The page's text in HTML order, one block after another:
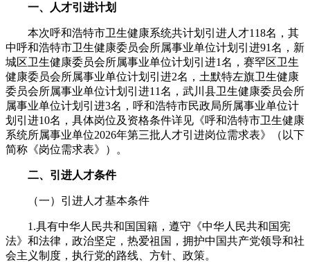
一、人才引进计划
本次呼和浩特市卫生健康系统共计划引进人才118名，其
中呼和浩特市卫生健康委员会所属事业单位计划引进91名，新
城区卫生健康委员会所属事业单位计划引进1名，赛罕区卫生
健康委员会所属事业单位计划引进2名，土默特左旗卫生健康
委员会所属事业单位计划引进11名，武川县卫生健康委员会所
属事业单位计划引进3名，呼和浩特市民政局所属事业单位计
划引进10名，具体岗位及资格条件详见《呼和浩特市卫生健康
系统所属事业单位2026年第三批人才引进岗位需求表》（以下
简称《岗位需求表》）。
二、引进人才条件
（一）引进人才基本条件
1.具有中华人民共和国国籍，遵守《中华人民共和国宪
法》和法律，政治坚定，热爱祖国，拥护中国共产党领导和社
会主义制度，执行党的路线、方针、政策。